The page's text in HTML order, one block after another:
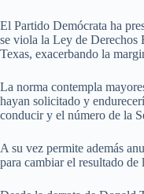
El Partido Demócrata ha
se viola la Ley de Derechos
Texas, exacerbando la
La norma contempla
hayan solicitado y
conducir y el número de la
A su vez permite además
para cambiar el resultado de